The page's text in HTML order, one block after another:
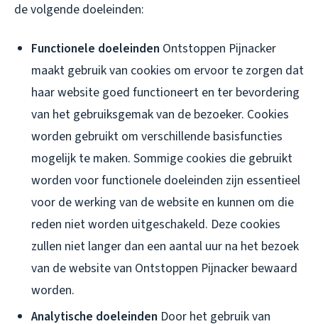
de volgende doeleinden:
Functionele doeleinden Ontstoppen Pijnacker
maakt gebruik van cookies om ervoor te zorgen dat
haar website goed functioneert en ter bevordering
van het gebruiksgemak van de bezoeker. Cookies
worden gebruikt om verschillende basisfuncties
mogelijk te maken. Sommige cookies die gebruikt
worden voor functionele doeleinden zijn essentieel
voor de werking van de website en kunnen om die
reden niet worden uitgeschakeld. Deze cookies
zullen niet langer dan een aantal uur na het bezoek
van de website van Ontstoppen Pijnacker bewaard
worden.
Analytische doeleinden Door het gebruik van